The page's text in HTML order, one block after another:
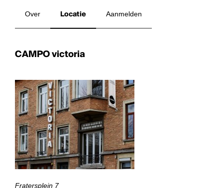
Over Locatie Aanmelden
CAMPO victoria
Fratersplein 7